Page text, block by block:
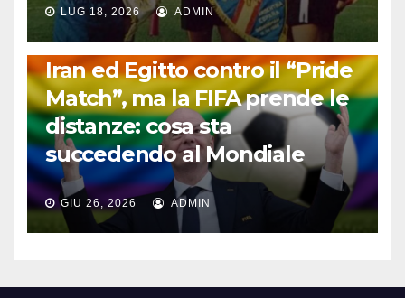
LUG 18, 2026 ADMIN
FUORI DAL CAMPO: CALCIO, GOSSIP E NON SOLO
Iran ed Egitto contro il “Pride
Match”, ma la FIFA prende le
distanze: cosa sta
succedendo al Mondiale
GIU 26, 2026 ADMIN